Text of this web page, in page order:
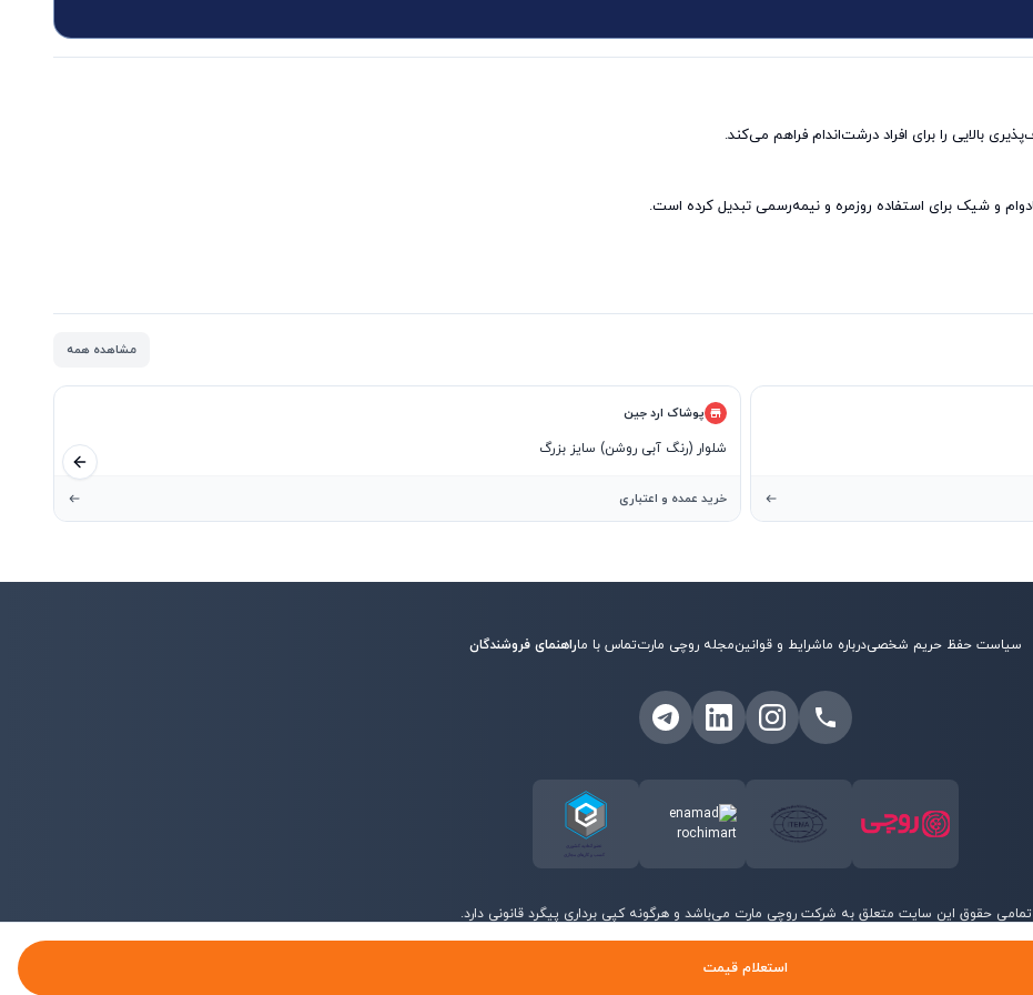
مشاهده همه
پوشاک ارد جین
شلوار (رنگ آبی روشن) سایز بزرگ
خرید عمده و اعتباری
اسلاید قبلی
استعلام قیمت
سیاست حفظ حریم شخصیدرباره ماشرایط و قوانینمجله روچی مارتتماس با ماراهنمای فروشندگان
تمامی حقوق این سایت متعلق به شرکت روچی مارت می‌باشد و هرگونه کپی برداری پیگرد قانونی دارد.
©
2026روچی مارت - تمامی حقوق محفوظ است.